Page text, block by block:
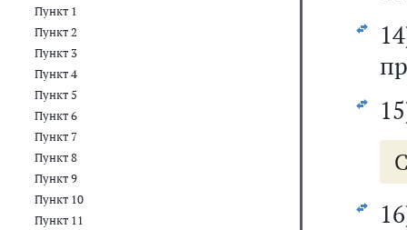
Пункт 1
Пункт 2
Пункт 3
Пункт 4
Пункт 5
Пункт 6
Пункт 7
Пункт 8
Пункт 9
Пункт 10
Пункт 11